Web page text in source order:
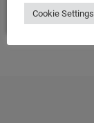
today
Cookie Settings